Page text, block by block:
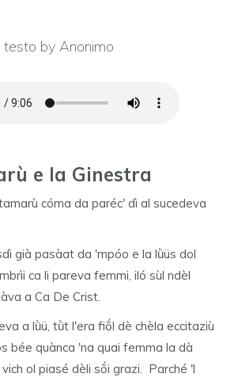
testo by Anonimo
e la Ginestra
cóma da paréc' dì al sucedeva
già pasàat da 'mpóo e la lǜüs dol
ca li pareva femmi, iló sùl ndèl
a Ca De Crist.
a lǜü, tǜt l'era fiṍl dè chèla eccitaziù
bée quànca 'na quai femma la dà
ol piasé dèli sṍi grazi. Parché 'l